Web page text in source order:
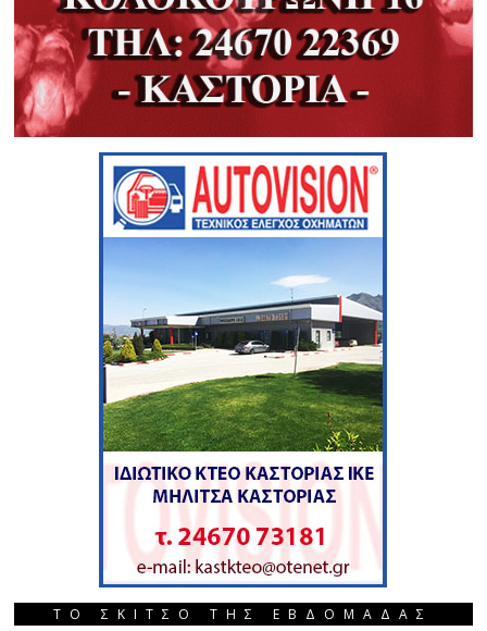
ΤΟ ΣΚΙΤΣΟ ΤΗΣ ΕΒΔΟΜΑΔΑΣ